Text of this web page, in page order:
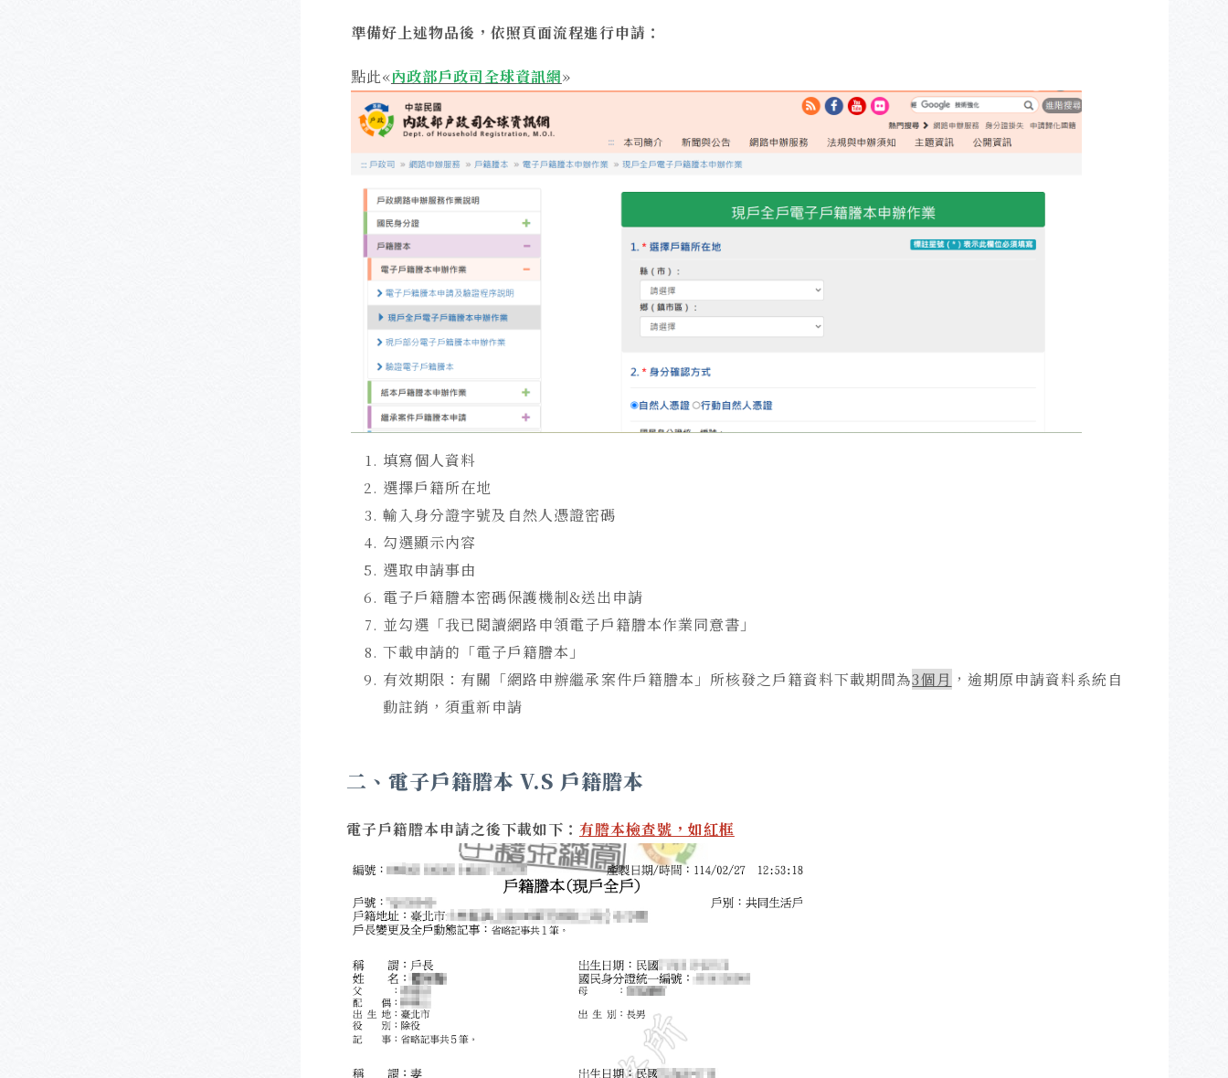
準備好上述物品後，依照頁面流程進行申請：
點此«內政部戶政司全球資訊網»
填寫個人資料
選擇戶籍所在地
輸入身分證字號及自然人憑證密碼
勾選顯示內容
選取申請事由
電子戶籍謄本密碼保護機制&送出申請
並勾選「我已閱讀網路申領電子戶籍謄本作業同意書」
下載申請的「電子戶籍謄本」
有效期限：有關「網路申辦繼承案件戶籍謄本」所核發之戶籍資料下載期間為3個月 ，逾期原申請資料系統自
動註銷，須重新申請
二、電子戶籍謄本 V.S 戶籍謄本
電子戶籍謄本申請之後下載如下： 有謄本檢查號，如紅框